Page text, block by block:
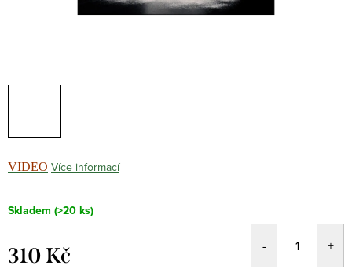
VIDEO Více informací
Skladem (>20 ks)
310 Kč